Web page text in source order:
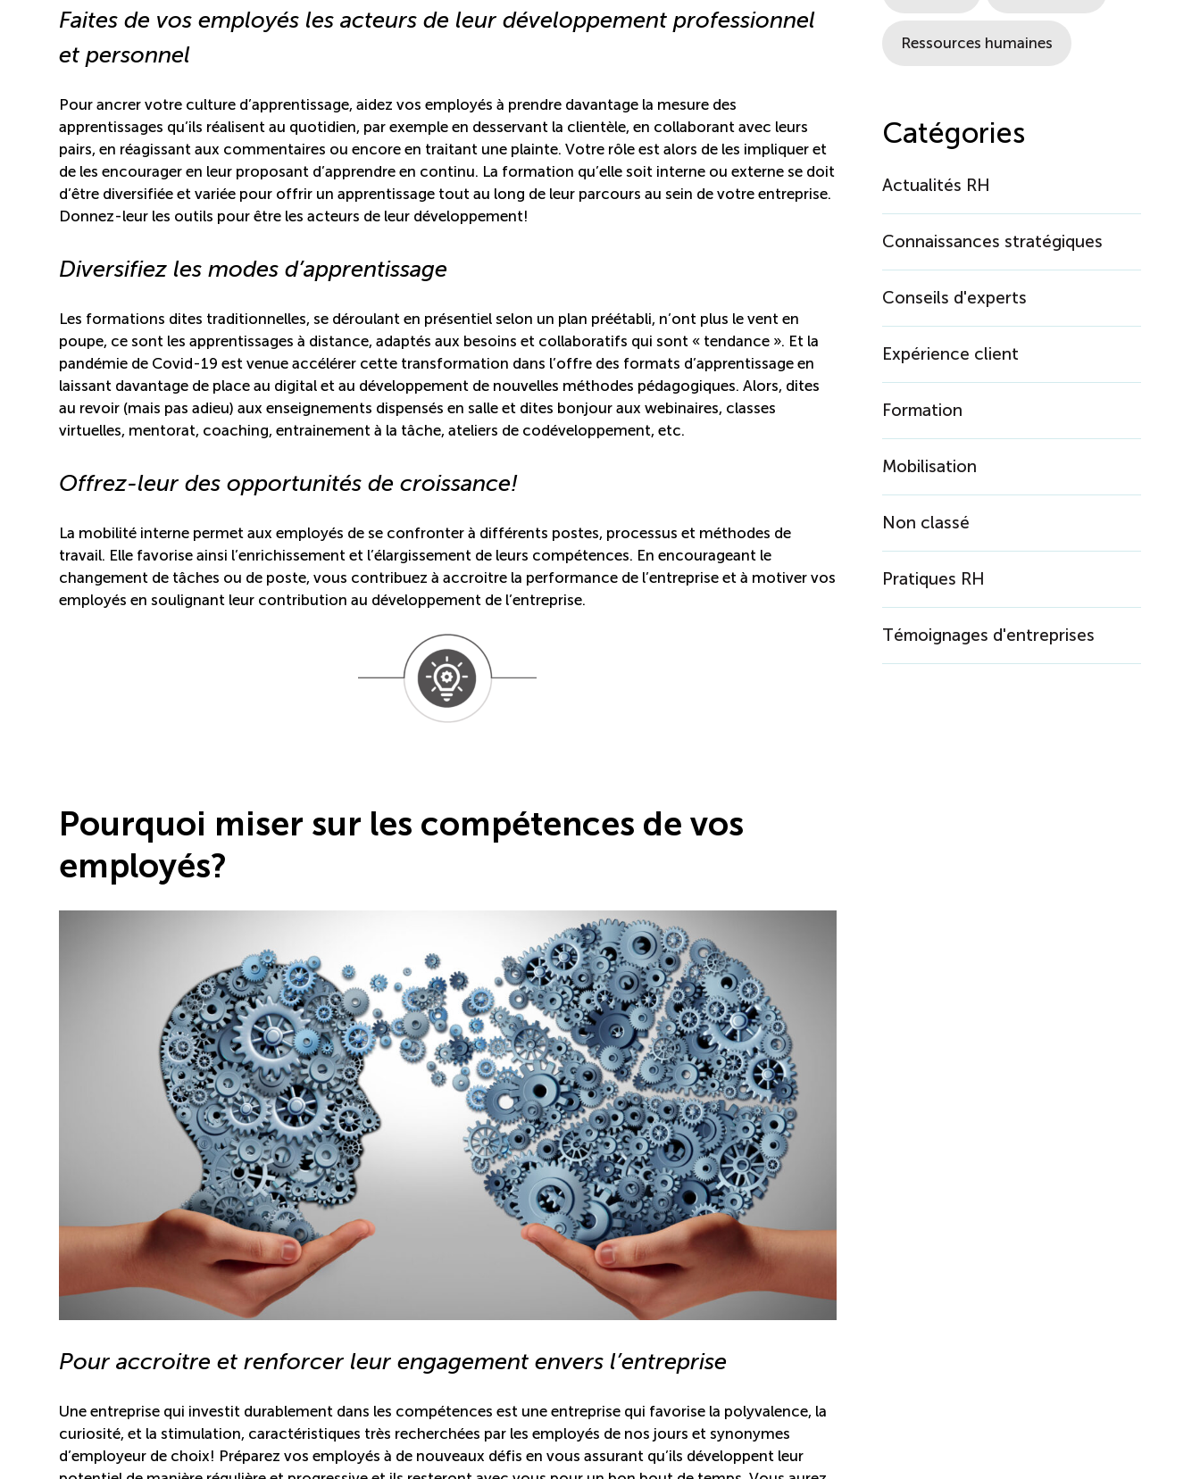
Faites de vos employés les acteurs de leur développement professionnel
et personnel
Pour ancrer votre culture d’apprentissage, aidez vos employés à prendre davantage la mesure des
apprentissages qu’ils réalisent au quotidien, par exemple en desservant la clientèle, en collaborant avec leurs
pairs, en réagissant aux commentaires ou encore en traitant une plainte. Votre rôle est alors de les impliquer et
de les encourager en leur proposant d’apprendre en continu. La formation qu’elle soit interne ou externe se doit
d’être diversifiée et variée pour offrir un apprentissage tout au long de leur parcours au sein de votre entreprise.
Donnez-leur les outils pour être les acteurs de leur développement!
Diversifiez les modes d’apprentissage
Les formations dites traditionnelles, se déroulant en présentiel selon un plan préétabli, n’ont plus le vent en
poupe, ce sont les apprentissages à distance, adaptés aux besoins et collaboratifs qui sont « tendance ». Et la
pandémie de Covid-19 est venue accélérer cette transformation dans l’offre des formats d’apprentissage en
laissant davantage de place au digital et au développement de nouvelles méthodes pédagogiques. Alors, dites
au revoir (mais pas adieu) aux enseignements dispensés en salle et dites bonjour aux webinaires, classes
virtuelles, mentorat, coaching, entrainement à la tâche, ateliers de codéveloppement, etc.
Offrez-leur des opportunités de croissance!
La mobilité interne permet aux employés de se confronter à différents postes, processus et méthodes de
travail. Elle favorise ainsi l’enrichissement et l’élargissement de leurs compétences. En encourageant le
changement de tâches ou de poste, vous contribuez à accroitre la performance de l’entreprise et à motiver vos
employés en soulignant leur contribution au développement de l’entreprise.
Pourquoi miser sur les compétences de vos
employés?
Pour accroitre et renforcer leur engagement envers l’entreprise
Une entreprise qui investit durablement dans les compétences est une entreprise qui favorise la polyvalence, la
curiosité, et la stimulation, caractéristiques très recherchées par les employés de nos jours et synonymes
d’employeur de choix! Préparez vos employés à de nouveaux défis en vous assurant qu’ils développent leur
Ressources humaines
Catégories
Actualités RH
Connaissances stratégiques
Conseils d'experts
Expérience client
Formation
Mobilisation
Non classé
Pratiques RH
Témoignages d'entreprises